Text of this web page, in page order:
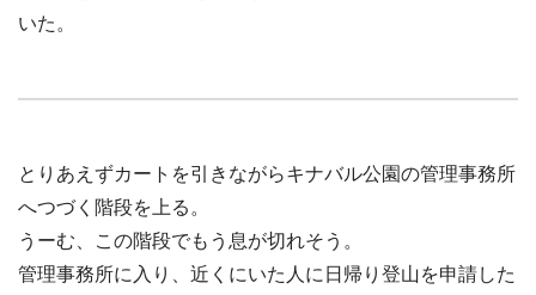
いた。
とりあえずカートを引きながらキナバル公園の管理事務所
へつづく階段を上る。
うーむ、この階段でもう息が切れそう。
管理事務所に入り、近くにいた人に日帰り登山を申請した